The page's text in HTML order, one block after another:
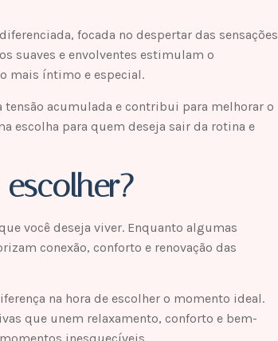
focada no despertar das sensações
suaves e envolventes estimulam o
mais íntimo e especial.
acumulada e contribui para melhorar o
escolha para quem deseja sair da rotina e
você deseja viver. Enquanto algumas
conexão, conforto e renovação das
na hora de escolher o momento ideal.
que unem relaxamento, conforto e bem-